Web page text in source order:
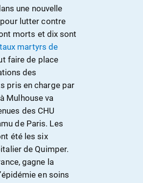
une nouvelle
lutter contre
morts et dix sont
martyrs de
faire de place
des
pris en charge par
Mulhouse va
des CHU
de Paris. Les
été les six
de Quimper.
gagne la
en soins